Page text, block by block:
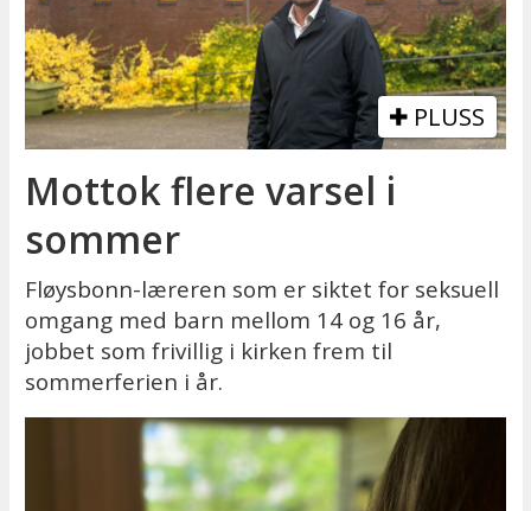
PLUSS
Mottok flere varsel i
sommer
Fløysbonn-læreren som er siktet for seksuell
omgang med barn mellom 14 og 16 år,
jobbet som frivillig i kirken frem til
sommerferien i år.